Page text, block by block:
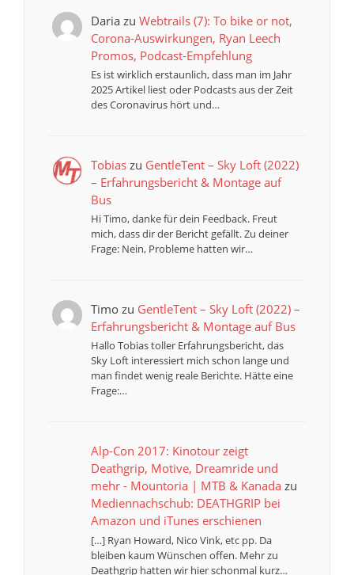
Dariazu Webtrails (7): To bike or not,
Corona-Auswirkungen, Ryan Leech
Promos, Podcast-Empfehlung
Es ist wirklich erstaunlich, dass man im Jahr
2025 Artikel liest oder Podcasts aus der Zeit
des Coronavirus hört und…
Tobiaszu GentleTent – Sky Loft (2022)
– Erfahrungsbericht & Montage auf
Bus
Hi Timo, danke für dein Feedback. Freut
mich, dass dir der Bericht gefällt. Zu deiner
Frage: Nein, Probleme hatten wir…
Timozu GentleTent – Sky Loft (2022) –
Erfahrungsbericht & Montage auf Bus
Hallo Tobias toller Erfahrungsbericht, das
Sky Loft interessiert mich schon lange und
man findet wenig reale Berichte. Hätte eine
Frage:…
Alp-Con 2017: Kinotour zeigt
Deathgrip, Motive, Dreamride und
mehr - Mountoria | MTB & Kanadazu
Mediennachschub: DEATHGRIP bei
Amazon und iTunes erschienen
[…] Ryan Howard, Nico Vink, etc pp. Da
bleiben kaum Wünschen offen. Mehr zu
Deathgrip hatten wir hier schonmal kurz…